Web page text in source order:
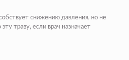
снижению давления, но не
траву, если врач назначает